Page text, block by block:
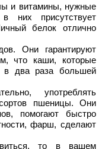
и витамины, нужные
них присутствует
белок отлично
Они гарантируют
что каши, которые
в два раза большей
употреблять
пшеницы. Они
помогают быстро
фарш, сделают
то в вашем